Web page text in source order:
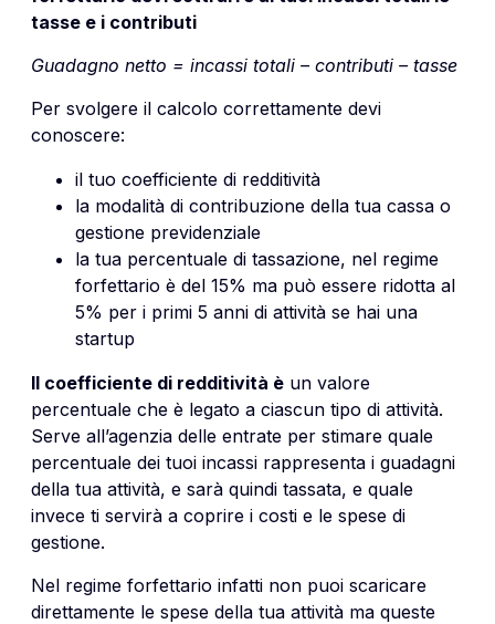
tasse e i contributi
Guadagno netto = incassi totali – contributi – tasse
Per svolgere il calcolo correttamente devi
conoscere:
il tuo coefficiente di redditività
la modalità di contribuzione della tua cassa o
gestione previdenziale
la tua percentuale di tassazione, nel regime
forfettario è del 15% ma può essere ridotta al
5% per i primi 5 anni di attività se hai una
startup
Il coefficiente di redditività è un valore
percentuale che è legato a ciascun tipo di attività.
Serve all’agenzia delle entrate per stimare quale
percentuale dei tuoi incassi rappresenta i guadagni
della tua attività, e sarà quindi tassata, e quale
invece ti servirà a coprire i costi e le spese di
gestione.
Nel regime forfettario infatti non puoi scaricare
direttamente le spese della tua attività ma queste